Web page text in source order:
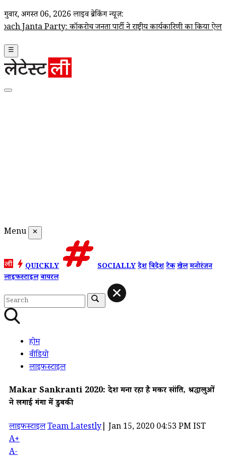
गुरूवार, अगस्त 06, 2026 लाइव ब्रेकिंग न्यूज़:
कॉकरोच जनता पार्टी ने राष्ट्रीय कार्यकारिणी का किया ऐलान,
☰
Menu ✕
QUICKLY SOCIALLYदेशविदेशटेकखेलमनोरंजन
लाइफस्टाइलवायरल
होम
वीडियो
लाइफस्टाइल
Makar Sankranti 2020: देश मना रहा है मकर संक्रांति, श्रद्धालुओं
ने लगाई गंगा में डुबकी
लाइफस्टाइलTeam Latestly Jan 15, 2020 04:53 PM IST
A+
A-